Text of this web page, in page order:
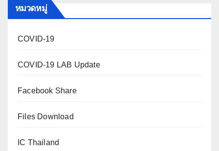
หมวดหมู่
COVID-19
COVID-19 LAB Update
Facebook Share
Files Download
IC Thailand